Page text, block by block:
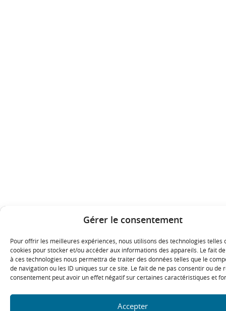
Gérer le consentement
Pour offrir les meilleures expériences, nous utilisons des technologies telles
cookies pour stocker et/ou accéder aux informations des appareils. Le fait
à ces technologies nous permettra de traiter des données telles que le
de navigation ou les ID uniques sur ce site. Le fait de ne pas consentir ou de
consentement peut avoir un effet négatif sur certaines caractéristiques et
Accepter